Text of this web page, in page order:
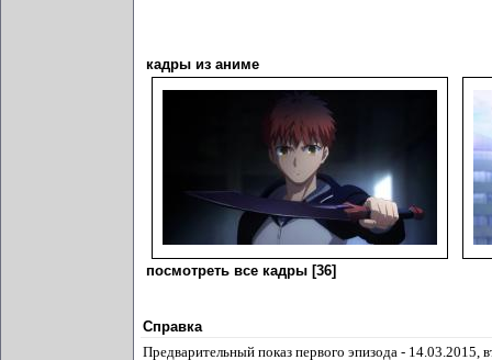
кадры из аниме
посмотреть все кадры [36]
Справка
Предварительный показ первого эпизода - 14.03.2015,